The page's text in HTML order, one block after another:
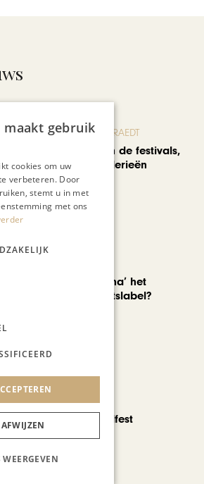
BLOG JO CORTENRAEDT
We verzuipen in de festivals,
feesten en braderieën
Is ‘Made in China’ het
nieuwe kwaliteitslabel?
CHAPEAU TV
Noorbeek Foodfest
maakt gebruik
cookies om uw
verbeteren. Door
stemt u in met
met ons